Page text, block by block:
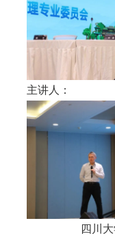
主讲人：
四川